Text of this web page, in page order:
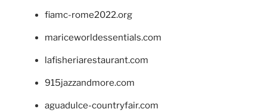
fiamc-rome2022.org
mariceworldessentials.com
lafisheriarestaurant.com
915jazzandmore.com
aguadulce-countryfair.com